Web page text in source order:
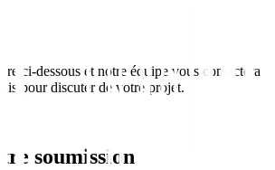
ci-dessous et notre équipe vous contactera
pour discuter de votre projet.
soumission